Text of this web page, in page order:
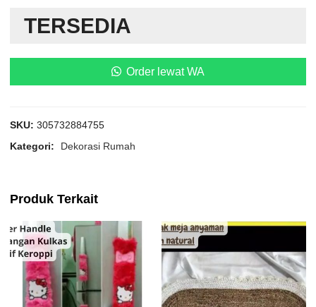
TERSEDIA
Order lewat WA
SKU:305732884755
Kategori:
Dekorasi Rumah
Produk Terkait